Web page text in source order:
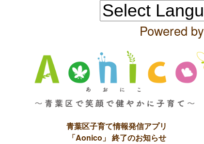
Powered by
青葉区子育て情報発信アプリ
「Aonico」 終了のお知らせ